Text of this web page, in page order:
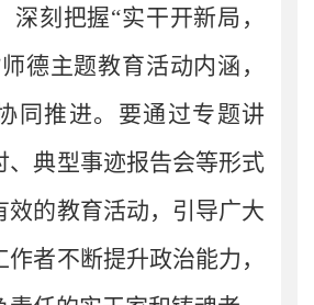
深刻把握“实干开新局，
德主题教育活动内涵，
同推进。要通过专题讲
、典型事迹报告会等形式
效的教育活动，引导广大
者不断提升政治能力，